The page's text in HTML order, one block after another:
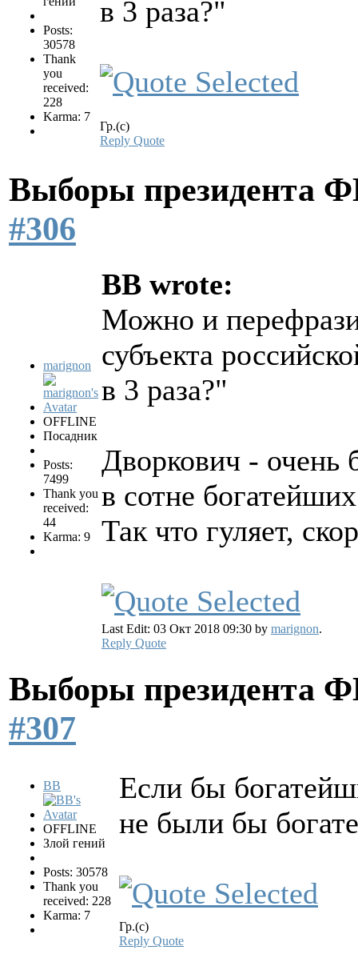
Posts:
30578
Thank
you
received:
228
Karma: 7
в 3 раза?"
Гр.(с)
Reply Quote
Выборы президента
#306
marignon
OFFLINE
Посадник
Posts:
7499
Thank you
received:
44
Karma: 9
BB wrote:
Можно и
субъекта
в 3 раза?"
Дворкович - очень
в сотне
Так что гуляет,
Last Edit: 03 Окт 2018 09:30 by marignon.
Reply Quote
Выборы президента
#307
BB
OFFLINE
Злой гений
Posts: 30578
Thank you
received: 228
Karma: 7
Если бы
не были бы
Гр.(с)
Reply Quote